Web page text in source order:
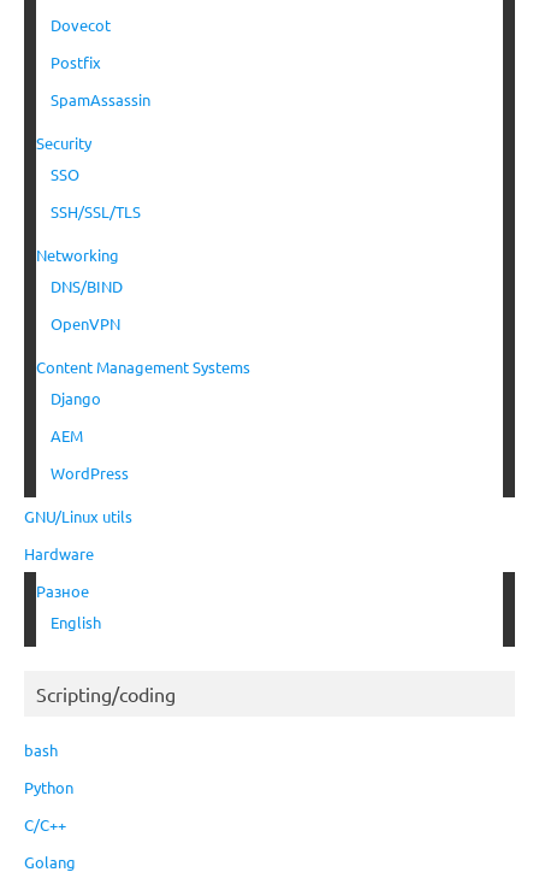
Dovecot
Postfix
SpamAssassin
Security
SSO
SSH/SSL/TLS
Networking
DNS/BIND
OpenVPN
Content Management Systems
Django
AEM
WordPress
GNU/Linux utils
Hardware
Разное
English
Scripting/coding
bash
Python
C/C++
Golang